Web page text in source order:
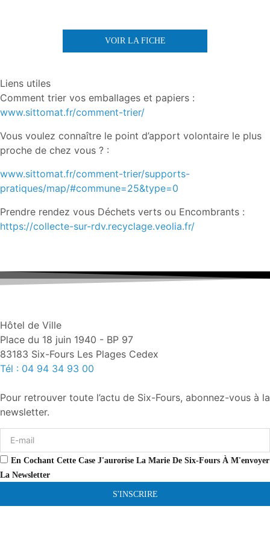
VOIR LA FICHE
Liens utiles
Comment trier vos emballages et papiers :
www.sittomat.fr/comment-trier/
Vous voulez connaître le point d’apport volontaire le plus
proche de chez vous ? :
www.sittomat.fr/comment-trier/supports-
pratiques/map/#commune=25&type=0
Prendre rendez vous Déchets verts ou Encombrants :
https://collecte-sur-rdv.recyclage.veolia.fr/
Hôtel de Ville
Place du 18 juin 1940 - BP 97
83183 Six-Fours Les Plages Cedex
Tél : 04 94 34 93 00
Pour retrouver toute l’actu de Six-Fours, abonnez-vous à la
newsletter.
En Cochant Cette Case J'aurorise La Marie De Six-Fours À M'envoyer
La Newsletter
S'INSCRIRE